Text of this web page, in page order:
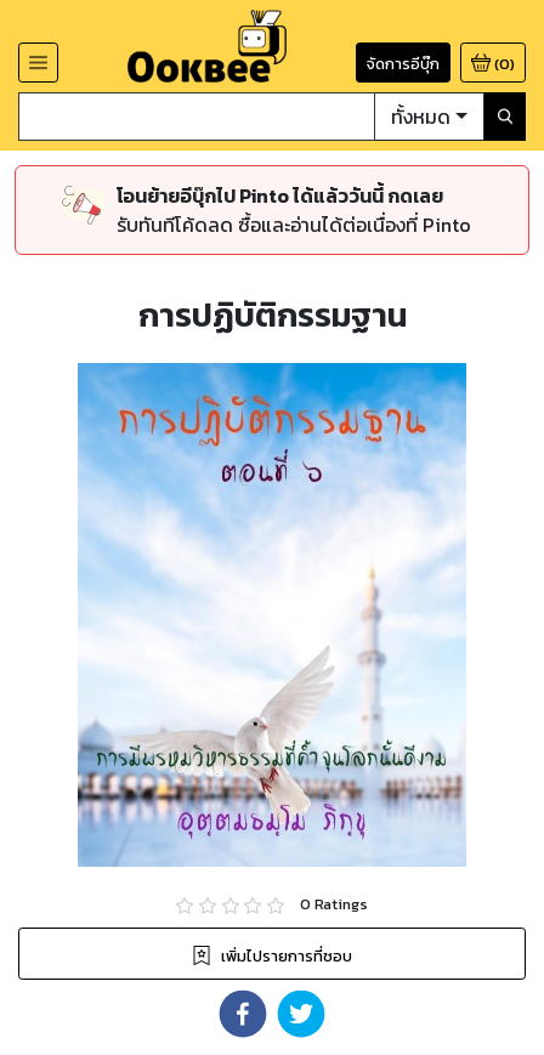
จัดการอีบุ๊ก (0)
ทั้งหมด
โอนย้ายอีบุ๊กไป Pinto ได้แล้ววันนี้ กดเลย
รับทันทีโค้ดลด ซื้อและอ่านได้ต่อเนื่องที่ Pinto
การปฏิบัติกรรมฐาน
0 Ratings
เพิ่มไปรายการที่ชอบ